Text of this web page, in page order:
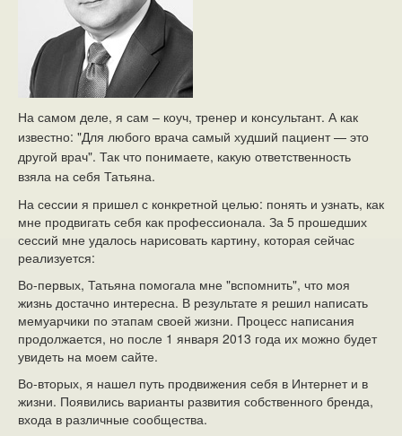
На самом деле, я сам – коуч, тренер и консультант. А как
известно: "Для любого врача самый худший пациент — это
другой врач". Так что понимаете, какую ответственность
взяла на себя Татьяна.
На сессии я пришел с конкретной целью: понять и узнать, как
мне продвигать себя как профессионала. За 5 прошедших
сессий мне удалось нарисовать картину, которая сейчас
реализуется:
Во-первых, Татьяна помогала мне "вспомнить", что моя
жизнь достачно интересна. В результате я решил написать
мемуарчики по этапам своей жизни. Процесс написания
продолжается, но после 1 января 2013 года их можно будет
увидеть на моем сайте.
Во-вторых, я нашел путь продвижения себя в Интернет и в
жизни. Появились варианты развития собственного бренда,
входа в различные сообщества.